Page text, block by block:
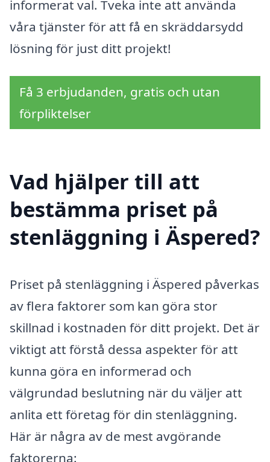
informerat val. Tveka inte att använda
våra tjänster för att få en skräddarsydd
lösning för just ditt projekt!
Få 3 erbjudanden, gratis och utan
förpliktelser
Vad hjälper till att
bestämma priset på
stenläggning i Äspered?
Priset på stenläggning i Äspered påverkas
av flera faktorer som kan göra stor
skillnad i kostnaden för ditt projekt. Det är
viktigt att förstå dessa aspekter för att
kunna göra en informerad och
välgrundad beslutning när du väljer att
anlita ett företag för din stenläggning.
Här är några av de mest avgörande
faktorerna: